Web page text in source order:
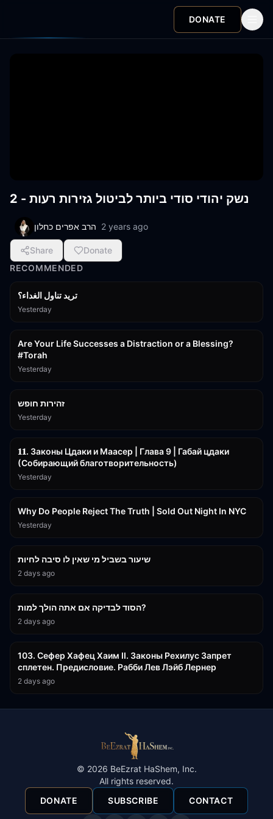
DONATE
נשק יהודי סודי ביותר לביטול גזירות רעות - 2
הרב אפרים כחלון 2 years ago
Share
Donate
RECOMMENDED
تريد تناول الغداء؟
Yesterday
Are Your Life Successes a Distraction or a Blessing?
#Torah
Yesterday
זהירות חופש
Yesterday
𝟏𝟏. Законы Цдаки и Маасер | Глава 9 | Габай цдаки
(Собирающий благотворительность)
Yesterday
Why Do People Reject The Truth | Sold Out Night In NYC
Yesterday
שיעור בשביל מי שאין לו סיבה לחיות
2 days ago
הסוד לבדיקה אם אתה הולך למות?
2 days ago
103. Сефер Хафец Хаим II. Законы Рехилус Запрет
сплетен. Предисловие. Рабби Лев Лэйб Лернер
2 days ago
© 2026 BeEzrat HaShem, Inc.
All rights reserved.
DONATE
SUBSCRIBE CONTACT